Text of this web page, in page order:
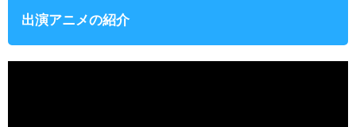
出演アニメの紹介